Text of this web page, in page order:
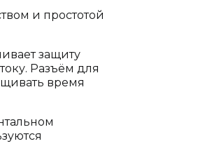
и простотой
защиту
Разъём для
время